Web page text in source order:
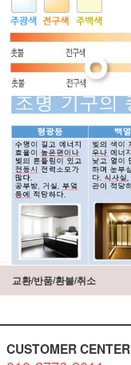
교환/반품/환불/취소
CUSTOMER CENTER